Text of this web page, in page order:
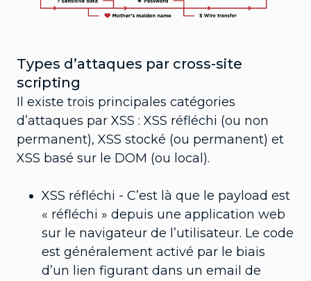
Types d’attaques par cross-site
scripting
Il existe trois principales catégories
d’attaques par XSS : XSS réfléchi (ou non
permanent), XSS stocké (ou permanent) et
XSS basé sur le DOM (ou local).
XSS réfléchi - C’est là que le payload est
« réfléchi » depuis une application web
sur le navigateur de l’utilisateur. Le code
est généralement activé par le biais
d’un lien figurant dans un email de